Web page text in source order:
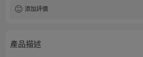
技术
应用
添加評價
產品描述